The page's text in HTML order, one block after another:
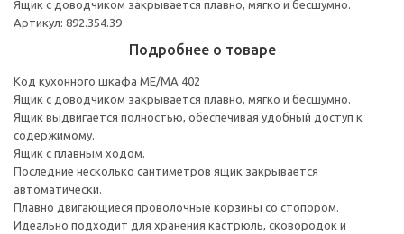
Ящик с доводчиком закрывается плавно, мягко и бесшумно.
Артикул: 892.354.39
Подробнее о товаре
Код кухонного шкафа ME/MA 402
Ящик с доводчиком закрывается плавно, мягко и бесшумно.
Ящик выдвигается полностью, обеспечивая удобный доступ к
содержимому.
Ящик с плавным ходом.
Последние несколько сантиметров ящик закрывается
автоматически.
Плавно двигающиеся проволочные корзины со стопором.
Идеально подходит для хранения кастрюль, сковородок и